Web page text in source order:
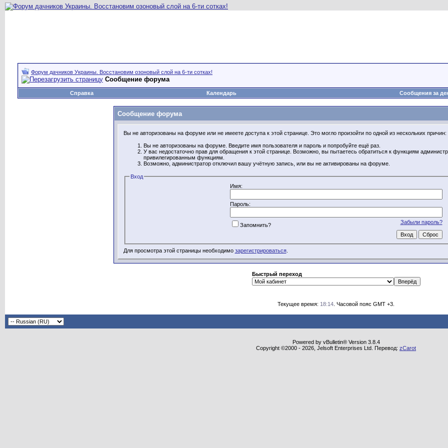
Форум дачников Украины. Восстановим озоновый слой на 6-ти сотках!
Сообщение форума
Справка
Календарь Сообщения за
Сообщение форума
Вы не авторизованы на форуме или не имеете доступа к этой странице. Это могло произойти по одной из нескольких причин:
Вы не авторизованы на форуме. Введите имя пользователя и пароль и попробуйте ещё раз.
У вас недостаточно прав для обращения к этой странице. Возможно, вы пытаетесь обратиться к функциям
привилегированным функциям.
Возможно, администратор отключил вашу учётную запись, или вы не активированы на форуме.
Вход
Имя:
Пароль:
Забыли пароль?
Запомнить?
Для просмотра этой страницы необходимо зарегистрироваться.
Быстрый переход
Текущее время: 18:14 . Часовой пояс GMT +3.
Powered by vBulletin® Version 3.8.4
Copyright ©2000 - 2026, Jelsoft Enterprises Ltd. Перевод: zCarot